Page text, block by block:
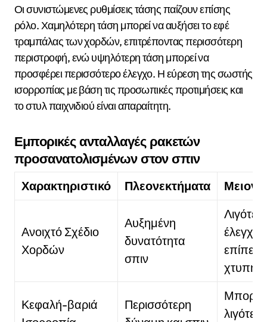
Οι συνιστώμενες ρυθμίσεις τάσης παίζουν επίσης
ρόλο. Χαμηλότερη τάση μπορεί να αυξήσει το εφέ
τραμπάλας των χορδών, επιτρέποντας περισσότερη
περιστροφή, ενώ υψηλότερη τάση μπορεί να
προσφέρει περισσότερο έλεγχο. Η εύρεση της σωστής
ισορροπίας με βάση τις προσωπικές προτιμήσεις και
το στυλ παιχνιδιού είναι απαραίτητη.
Εμπορικές ανταλλαγές ρακετών
προσανατολισμένων στον σπιν
Χαρακτηριστικό Πλεονεκτήματα
Ανοιχτό Σχέδιο
Χορδών
Αυξημένη
δυνατότητα
σπιν
Κεφαλή-βαριά
Περισσότερη
Μπορεί